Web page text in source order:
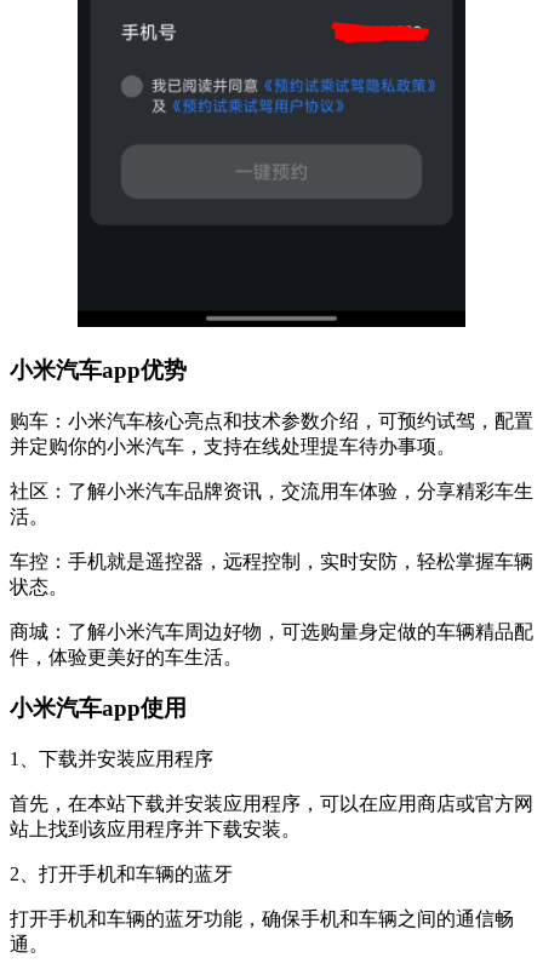
小米汽车app优势
购车：小米汽车核心亮点和技术参数介绍，可预约试驾，配置
并定购你的小米汽车，支持在线处理提车待办事项。
社区：了解小米汽车品牌资讯，交流用车体验，分享精彩车生
活。
车控：手机就是遥控器，远程控制，实时安防，轻松掌握车辆
状态。
商城：了解小米汽车周边好物，可选购量身定做的车辆精品配
件，体验更美好的车生活。
小米汽车app使用
1、下载并安装应用程序
首先，在本站下载并安装应用程序，可以在应用商店或官方网
站上找到该应用程序并下载安装。
2、打开手机和车辆的蓝牙
打开手机和车辆的蓝牙功能，确保手机和车辆之间的通信畅
通。